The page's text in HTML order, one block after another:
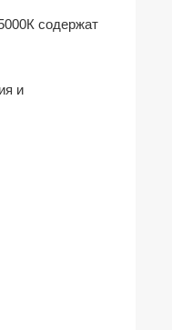
содержат
и